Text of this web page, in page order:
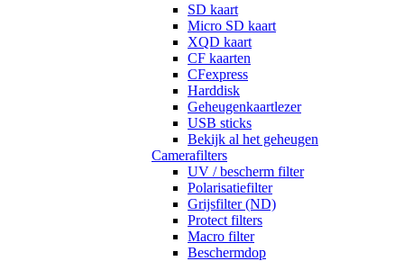
SD kaart
Micro SD kaart
XQD kaart
CF kaarten
CFexpress
Harddisk
Geheugenkaartlezer
USB sticks
Bekijk al het geheugen
Camerafilters
UV / bescherm filter
Polarisatiefilter
Grijsfilter (ND)
Protect filters
Macro filter
Beschermdop